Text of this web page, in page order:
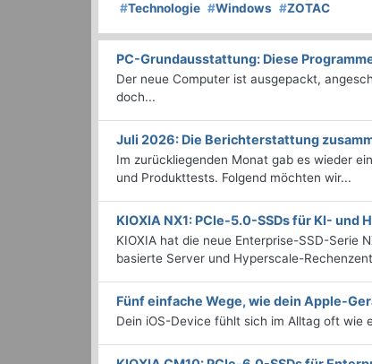
#Technologie #Windows #ZOTAC
PC-Grundausstattung: Diese
Der neue Computer ist ausgepackt,
doch...
Juli 2026: Die Bericht­erstattung
Im zurückliegenden Monat gab es wieder
und Produkttests. Folgend möchten wir...
KIOXIA NX1: PCIe-5.0-SSDs für KI- und
KIOXIA hat die neue Enterprise-SSD-Serie
basierte Server und Hyperscale-
Fünf einfache Wege, wie dein Apple-
Dein iOS-Device fühlt sich im Alltag oft wie